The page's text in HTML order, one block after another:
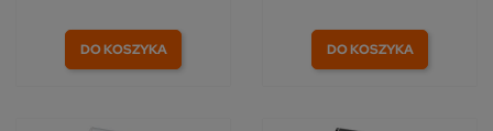
DO KOSZYKA DO KOSZYKA